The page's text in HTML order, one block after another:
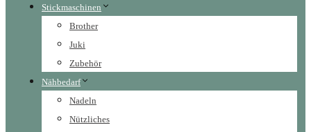
Stickmaschinen
Brother
Juki
Zubehör
Nähbedarf
Nadeln
Nützliches